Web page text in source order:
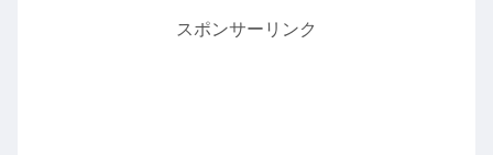
スポンサーリンク